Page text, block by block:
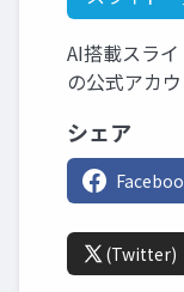
AI搭載スラ
の公式アカ
シェア
(Twitter)